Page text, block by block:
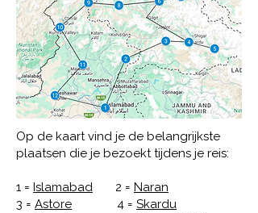
Op de kaart vind je de belangrijkste
plaatsen die je bezoekt tijdens je reis:
1 = Islamabad 2 = Naran
3 = Astore 4 = Skardu